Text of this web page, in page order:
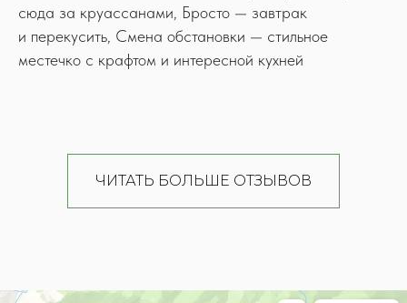
сюда за круассанами, Бросто — завтрак
и перекусить, Смена обстановки — стильное
местечко с крафтом и интересной кухней
ЧИТАТЬ БОЛЬШЕ ОТЗЫВОВ